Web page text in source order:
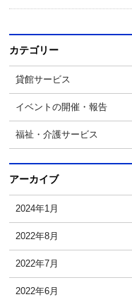
カテゴリー
貸館サービス
イベントの開催・報告
福祉・介護サービス
アーカイブ
2024年1月
2022年8月
2022年7月
2022年6月